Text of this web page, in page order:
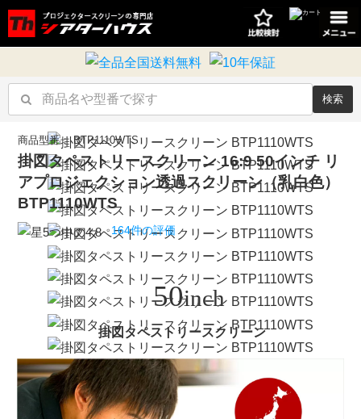
検索
50inch
掛図タペストリースクリーン
掛図タペストリースクリーン16:9 50インチリ
アプロジェクション透過スクリーン（乳白色）
BTP1110WTS
商品型番：BTP1110WTS
164件の評価